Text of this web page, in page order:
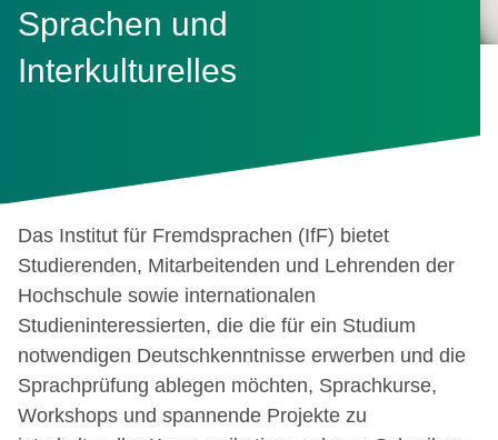
Sprachen und
Interkulturelles
Das Institut für Fremdsprachen (IfF) bietet
Studierenden, Mitarbeitenden und Lehrenden der
Hochschule sowie internationalen
Studieninteressierten, die die für ein Studium
notwendigen Deutschkenntnisse erwerben und die
Sprachprüfung ablegen möchten, Sprachkurse,
Workshops und spannende Projekte zu